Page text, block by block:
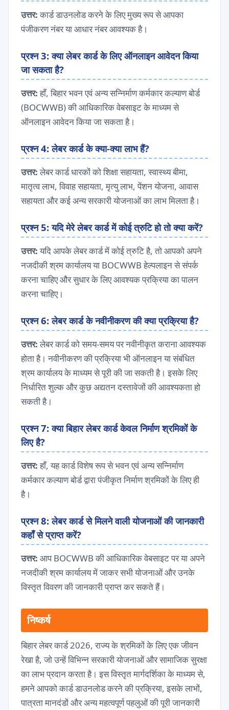
उत्तर:कार्ड डाउनलोड करने के लिए मुख्य रूप से आपका
पंजीकरण नंबर या आधार नंबर आवश्यक है।
प्रश्न 3: क्या लेबर कार्ड के लिए ऑनलाइन आवेदन किया
जा सकता है?
उत्तर:हाँ, बिहार भवन एवं अन्य सन्निर्माण कर्मकार कल्याण बोर्ड
(BOCWWB) की आधिकारिक वेबसाइट के माध्यम से
ऑनलाइन आवेदन किया जा सकता है।
प्रश्न 4: लेबर कार्ड के क्या-क्या लाभ हैं?
उत्तर:लेबर कार्ड धारकों को शिक्षा सहायता, स्वास्थ्य बीमा,
मातृत्व लाभ, विवाह सहायता, मृत्यु लाभ, पेंशन योजना, आवास
सहायता और कई अन्य सरकारी योजनाओं का लाभ मिलता है।
प्रश्न 5: यदि मेरे लेबर कार्ड में कोई त्रुटि हो तो क्या करें?
उत्तर:यदि आपके लेबर कार्ड में कोई त्रुटि है, तो आपको अपने
नजदीकी श्रम कार्यालय या BOCWWB हेल्पलाइन से संपर्क
करना चाहिए और सुधार के लिए आवश्यक प्रक्रिया का पालन
करना चाहिए।
प्रश्न 6: लेबर कार्ड के नवीनीकरण की क्या प्रक्रिया है?
उत्तर:लेबर कार्ड को समय-समय पर नवीनीकृत कराना आवश्यक
होता है। नवीनीकरण की प्रक्रिया भी ऑनलाइन या संबंधित
श्रम कार्यालय के माध्यम से पूरी की जा सकती है। इसके लिए
निर्धारित शुल्क और कुछ अद्यतन दस्तावेजों की आवश्यकता हो
सकती है।
प्रश्न 7: क्या बिहार लेबर कार्ड केवल निर्माण श्रमिकों के
लिए है?
उत्तर:हाँ, यह कार्ड विशेष रूप से भवन एवं अन्य सन्निर्माण
कर्मकार कल्याण बोर्ड द्वारा पंजीकृत निर्माण श्रमिकों के लिए ही
है।
प्रश्न 8: लेबर कार्ड से मिलने वाली योजनाओं की जानकारी
कहाँ से प्राप्त करें?
उत्तर: आप BOCWWB की आधिकारिक वेबसाइट पर या अपने
नजदीकी श्रम कार्यालय में जाकर सभी योजनाओं और उनके
विस्तृत विवरण की जानकारी प्राप्त कर सकते हैं।
निष्कर्ष
बिहार लेबर कार्ड 2026, राज्य के श्रमिकों के लिए एक जीवन
रेखा है, जो उन्हें विभिन्न सरकारी योजनाओं और सामाजिक सुरक्षा
का लाभ प्रदान करता है। इस विस्तृत मार्गदर्शिका के माध्यम से,
हमने आपको कार्ड डाउनलोड करने की प्रक्रिया, इसके लाभों,
पात्रता मानदंडों और अन्य महत्वपूर्ण पहलुओं की पूरी जानकारी